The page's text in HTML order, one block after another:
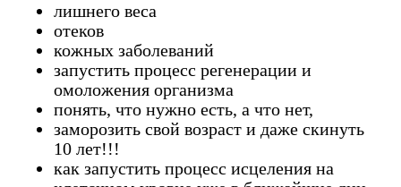
лишнего веса
отеков
кожных заболеваний
запустить процесс регенерации и
омоложения организма
понять, что нужно есть, а что нет,
заморозить свой возраст и даже скинуть
10 лет!!!
как запустить процесс исцеления на